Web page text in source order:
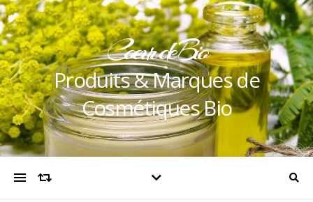
Coeur de Bio
Produits & Marques de
Cosmétiques Bio